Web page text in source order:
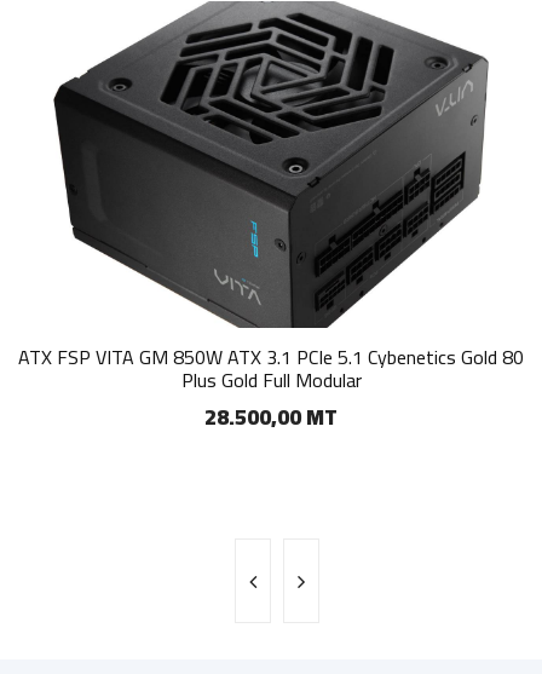
ATX FSP VITA GM 850W ATX 3.1 PCIe 5.1 Cybenetics Gold 80
Plus Gold Full Modular
28.500,00 MT